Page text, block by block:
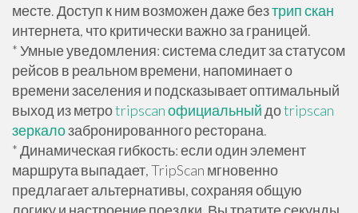
месте. Доступ к ним возможен даже безтрип скан
интернета, что критически важно за границей.
* Умные уведомления: система следит за статусом
рейсов в реальном времени, напоминает о
времени заселения и подсказывает оптимальный
выход из метроtripscan официальный доtripscan
зеркалозабронированного ресторана.
* Динамическая гибкость: если один элемент
маршрута выпадает, TripScan мгновенно
предлагает альтернативы, сохраняя общую